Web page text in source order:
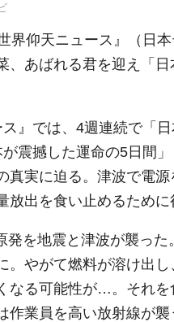
界仰天ニュース』（日
、あばれる君を迎え「
』では、4週連続で「
震撼した運命の5日間
真実に迫る。津波で電
放出を食い止めるため
発を地震と津波が襲っ
。やがて燃料が溶け出
なる可能性が…。それ
作業員を高い放射線が